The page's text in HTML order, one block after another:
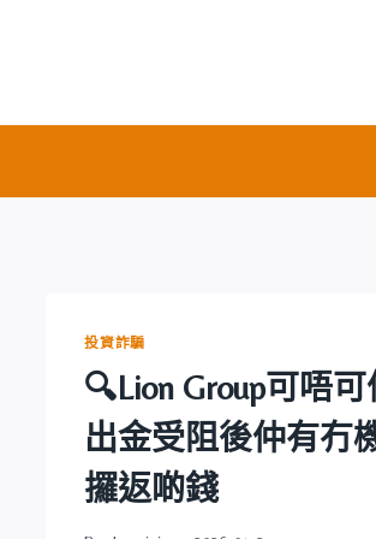
投資詐騙
🔍Lion Group可唔可
出金受阻後仲有冇
攞返啲錢